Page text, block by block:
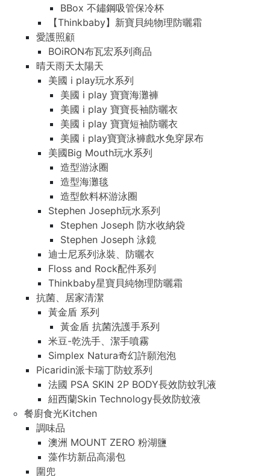
BBox 不鏽鋼吸管保冷杯
【Thinkbaby】新寶貝純物理防曬霜
愛護照顧
BOiRON布瓦宏系列商品
晴天雨天太陽天
美國 i play玩水系列
美國 i play 寶寶海灘褲
美國 i play 寶寶長袖防曬衣
美國 i play 寶寶短袖防曬衣
美國 i play寶寶泳褲戲水免穿尿布
美國Big Mouth玩水系列
造型游泳圈
造型海灘毯
造型飲料杯游泳圈
Stephen Joseph玩水系列
Stephen Joseph 防水收納袋
Stephen Joseph 泳鏡
迪士尼系列泳裝、防曬衣
Floss and Rock配件系列
Thinkbaby星寶貝純物理防曬霜
抗菌、居家清潔
黃金盾 系列
黃金盾 抗菌洗護手系列
米豆-乾洗手、潔手噴霧
Simplex Natura奇幻許願泡泡
Picaridin派卡瑞丁防蚊系列
法國 PSA SKIN 2P BODY長效防蚊乳液
紐西蘭Skin Technology長效防蚊液
餐廚食光Kitchen
調味品
澳洲 MOUNT ZERO 粉湖鹽
藻作坊新品高湯包
圍兜